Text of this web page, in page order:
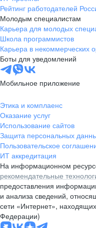
Рейтинг работодателей
Молодым специалистам
Карьера для молодых
Школа программистов
Карьера в некоммерческих
Боты для уведомлений
Мобильное приложение
Этика и комплаенс
Оказание услуг
Использование сайтов
Защита персональных
Пользовательское
ИТ аккредитация
На информационном
рекомендательные
предоставления
и анализа сведений,
сети «Интернет»,
Федерации)